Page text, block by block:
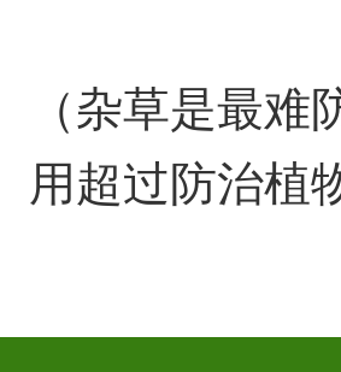
（杂草是最难
用超过防治植